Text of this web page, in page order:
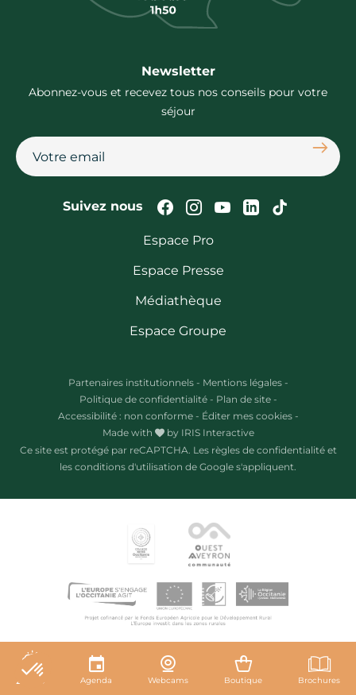
27°C Agenda Webcams Boutique Brochures
Newsletter
Abonnez-vous et recevez tous nos conseils pour votre
séjour
Suivez nous Suivez-nous sur
Suivez-nous sur
Suivez-nous
Suivez-Suivez-
Espace Pro
Espace Presse
Médiathèque
Espace Groupe
Partenaires institutionnels - Mentions légales -
Politique de confidentialité - Plan de site -
Accessibilité : non conforme - Éditer mes cookies -
Made with
by IRIS Interactive
Ce site est protégé par reCAPTCHA. Les règles de confidentialitéet
les conditions d'utilisation de Google s'appliquent.